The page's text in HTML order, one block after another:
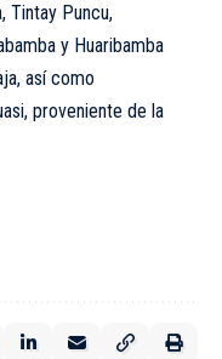
Tintay Puncu,
y Huaribamba
así como
proveniente de la